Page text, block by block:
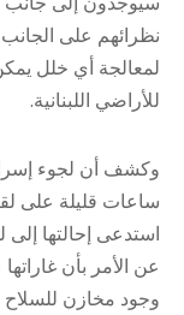
نظرائهم على
لمعالجة أي خلل
للأراضي اللبنانية.
وكشف أن لجوء
ساعات قليلة على
استدعى إحالتها إلى
عن الأمر بأن
وجود مخازن للسلاح